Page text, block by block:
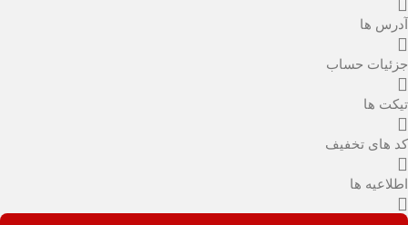
آدرس ها
جزئیات حساب
تیکت ها
کد های تخفیف
اطلاعیه ها